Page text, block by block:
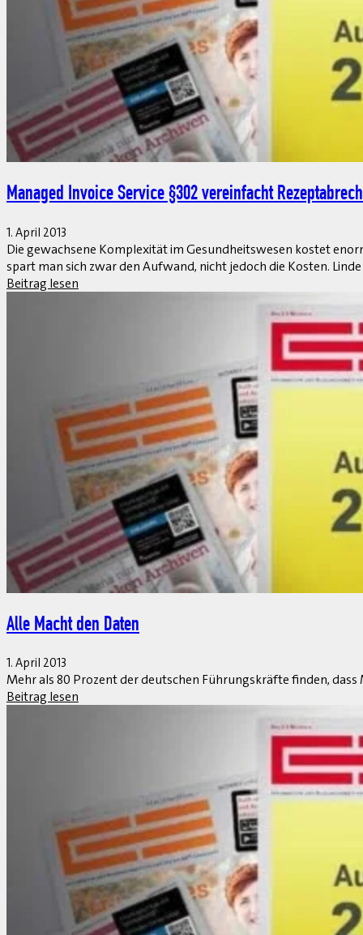
Mangel an Experten und Know-how größte Hürde bei
Fehlendes technisches und analytisches Know-how ist das
Wer Lösungen der Business Suite – oder die darauf
Wahlfreiheit. Diese Option gibt es seit geraumer Zeit auch für
Beitrag lesen